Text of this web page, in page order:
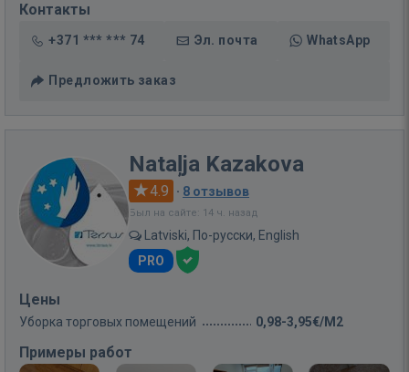
Контакты
+371 *** *** 74 Эл. почта WhatsApp
Предложить заказ
Nataļja Kazakova
4.9 · 8 отзывов
Был на сайте: 14 ч. назад
Latviski, По-русски, English
PRO
Цены
Уборка торговых помещений 0,98-3,95€/M2
Примеры работ